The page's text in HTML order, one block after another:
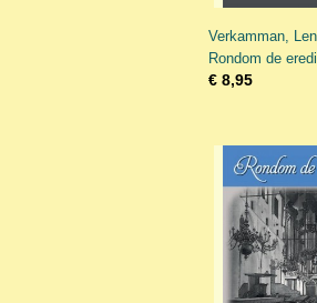
Verkamman,
Rondom de
€ 8,95